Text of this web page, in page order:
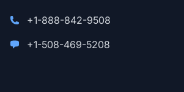
+1-888-842-9508
+1-508-469-5208